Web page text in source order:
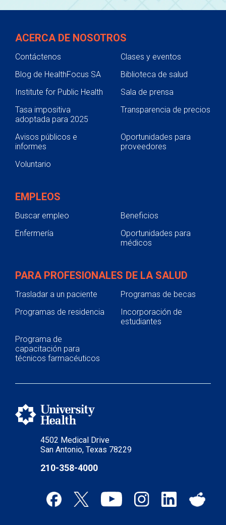
4502 Medical Drive
San Antonio, Texas 78229
210-358-4000
ACERCA DE NOSOTROS
Contáctenos
Clases y eventos
Blog de HealthFocus SA
Biblioteca de salud
Institute for Public Health
Sala de prensa
Tasa impositiva
adoptada para 2025
Transparencia de precios
Avisos públicos e
informes
Oportunidades para
proveedores
Voluntario
EMPLEOS
Buscar empleo
Beneficios
Enfermería
Oportunidades para
médicos
PARA PROFESIONALES DE LA SALUD
Trasladar a un paciente
Programas de becas
Programas de residencia
Incorporación de
estudiantes
Programa de
capacitación para
técnicos farmacéuticos